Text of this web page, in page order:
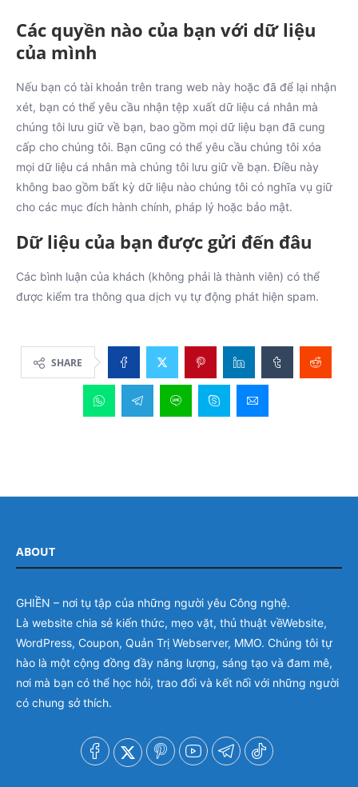
Các quyền nào của bạn với dữ liệu
của mình
Nếu bạn có tài khoản trên trang web này hoặc đã để lại nhận
xét, bạn có thể yêu cầu nhận tệp xuất dữ liệu cá nhân mà
chúng tôi lưu giữ về bạn, bao gồm mọi dữ liệu bạn đã cung
cấp cho chúng tôi. Bạn cũng có thể yêu cầu chúng tôi xóa
mọi dữ liệu cá nhân mà chúng tôi lưu giữ về bạn. Điều này
không bao gồm bất kỳ dữ liệu nào chúng tôi có nghĩa vụ giữ
cho các mục đích hành chính, pháp lý hoặc bảo mật.
Dữ liệu của bạn được gửi đến đâu
Các bình luận của khách (không phải là thành viên) có thể
được kiểm tra thông qua dịch vụ tự động phát hiện spam.
SHARE
ABOUT
GHIỀN – nơi tụ tập của những người yêu Công nghệ.
Là website chia sẻ kiến thức, mẹo vặt, thủ thuật vềWebsite,
WordPress, Coupon, Quản Trị Webserver, MMO. Chúng tôi tự
hào là một cộng đồng đầy năng lượng, sáng tạo và đam mê,
nơi mà bạn có thể học hỏi, trao đổi và kết nối với những người
có chung sở thích.